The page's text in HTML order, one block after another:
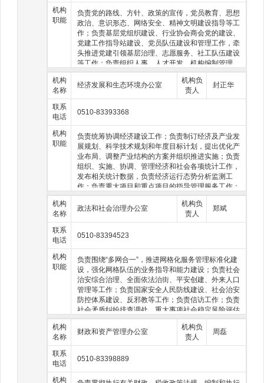
机构
职能
负责党的路线、方针、政策的宣传，党员教育、思想
政治、意识形态、网络安全、精神文明建设指导等工
作；负责基层党组织建设、行业协会商会党的建设、
党建工作指导站建设、党员队伍建设和管理工作，牵
头推进党建引领基层治理、志愿服务、社工队伍建设
等工作；负责组织人事、人才开发、机构编制管理、
离退休干部管理服务等工作；负责政协、统一战线、
侨台事务、民族宗教事务等工作；指导协调人民武
机构
名称
经济发展和生态环境办公室
机构负
责人
封正华
联系
电话
0510-83393368
机构
职能
负责统筹协调经济建设工作；负责制订经济及产业发
展规划、科学技术规划和年度目标计划，提出优化产
业布局、调整产业结构的方案并组织推进实施；负责
组织、实施、协调、管理经济和社会各项统计工作，
发布相关统计数据，负责经济运行态势分析监测工
作；负责重大项目和重点项目的指导管理服务工作；
负责开放型经济及招商引资工作；负责上市、防范金
融风险等金融工作；做好食品安全和知识产权工作；
负责组织生态环境污染防治和监管、生态环境长效管
综合利用工作，做好河长制工作；负责组织实施防汛
机构
名称
政法和社会治理办公室
机构负
责人
郑斌
联系
电话
0510-83394523
机构
职能
负责围绕“多网合一”，推进网格化服务管理标准化建
设，强化网格队伍的业务指导和能力建设；负责社会
治安综合治理、全面依法治街、平安创建、外来人口
管理等工作；负责国家安全人民防线建设、社会治安
防控体系建设、反邪教等工作；负责信访工作；负责
社会矛盾纠纷排查调处、重大事项社会稳定风险评估
等工作；做好人民调解、安置帮教、社区矫正、普法
宣传、法律服务和法律援助等工作。
机构
名称
财政和资产管理办公室
机构负
责人
周磊
联系
电话
0510-83398889
机构